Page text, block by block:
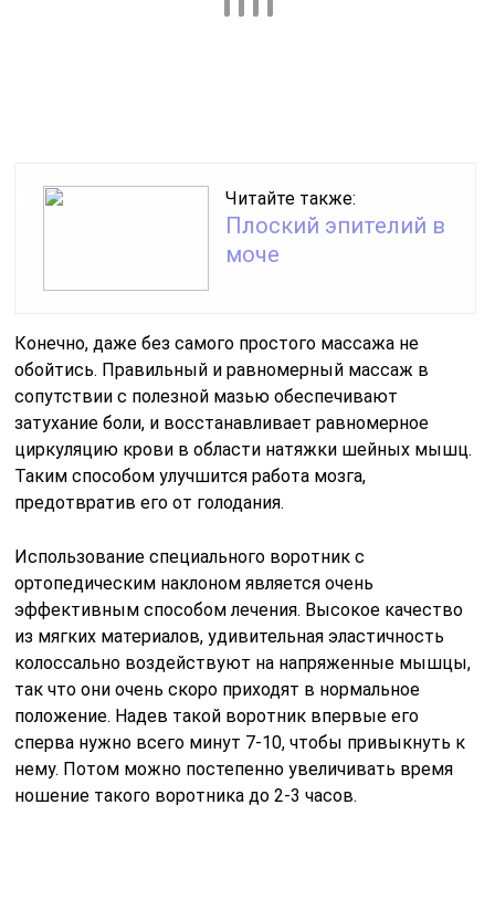
Конечно, даже без самого простого массажа не
Использование специального воротник с
ортопедическим наклоном является очень
колоссально воздействуют на напряженные мышцы,
так что они очень скоро приходят в нормальное
положение. Надев такой воротник впервые его
сперва нужно всего минут 7-10, чтобы привыкнуть к
нему. Потом можно постепенно увеличивать время
ношение такого воротника до 2-3 часов.
Из всего сказанного можно сделать вывод, что
ригидность мышц проявляется вместе с серьезными
заболевания. Но все же этот симптом излечим.
Сопутствующая терапия
Облегчить состояние с повышенными тоническими
напряжениями мышц можно нетрадиционными
методами. Применять их нужно только после
врачебной консультации.
Популярные народные рецепты.